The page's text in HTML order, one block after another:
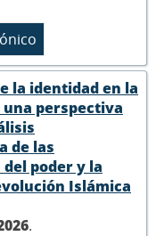
la identidad en la
perspectiva
de las
poder y la
Islámica
.